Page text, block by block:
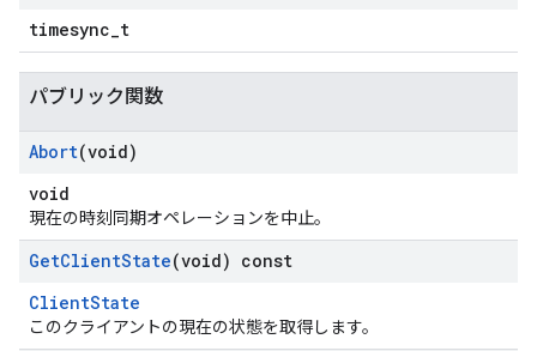
timesync_t
パブリック関数
Abort(void)
void
現在の時刻同期オペレーションを中止。
GetClientState(void) const
ClientState
このクライアントの現在の状態を取得します。